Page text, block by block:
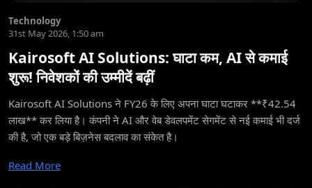
Technology
31st May 2026, 1:50 am
Kairosoft AI Solutions: घाटा कम, AI से कमाई
शुरू! निवेशकों की उम्मीदें बढ़ीं
Kairosoft AI Solutions ने FY26 के लिए अपना घाटा घटाकर **₹42.54
लाख** कर लिया है। कंपनी ने AI और वेब डेवलपमेंट सेगमेंट से नई कमाई भी दर्ज
की है, जो एक बड़े बिज़नेस बदलाव का संकेत है।
Read More